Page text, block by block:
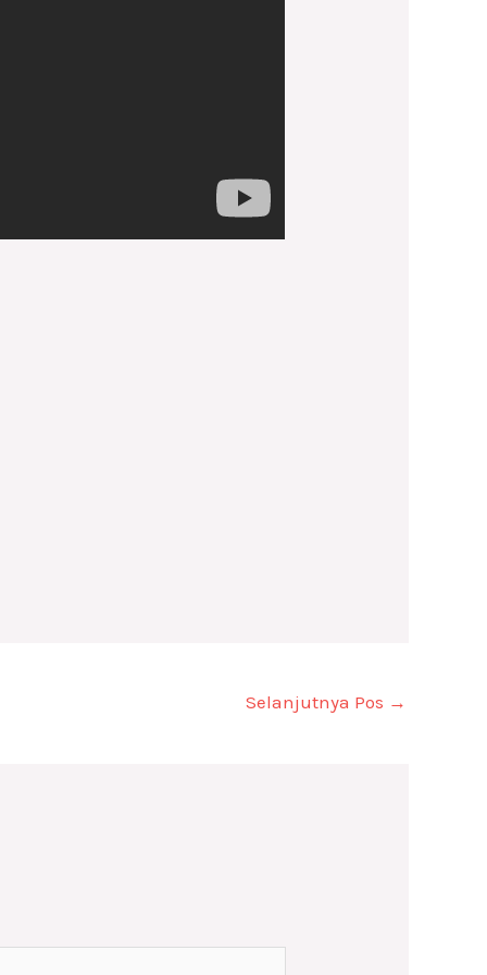
Selanjutnya Pos →